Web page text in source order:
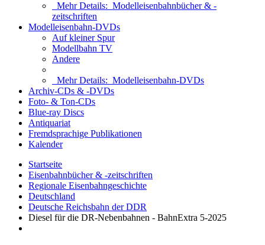
Mehr Details: Modelleisenbahnbücher & -
zeitschriften
Modelleisenbahn-DVDs
Auf kleiner Spur
Modellbahn TV
Andere
Mehr Details: Modelleisenbahn-DVDs
Archiv-CDs & -DVDs
Foto- & Ton-CDs
Blue-ray Discs
Antiquariat
Fremdsprachige Publikationen
Kalender
Startseite
Eisenbahnbücher & -zeitschriften
Regionale Eisenbahngeschichte
Deutschland
Deutsche Reichsbahn der DDR
Diesel für die DR-Nebenbahnen - BahnExtra 5-2025